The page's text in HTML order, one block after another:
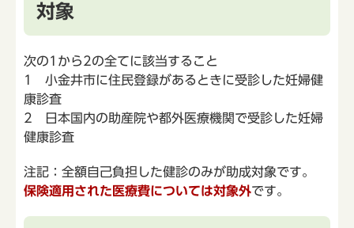
対象
次の1から2の全てに該当すること
1 小金井市に住民登録があるときに受診した妊婦健
康診査
2 日本国内の助産院や都外医療機関で受診した妊婦
健康診査
注記：全額自己負担した健診のみが助成対象です。
保険適用された医療費については対象外です。